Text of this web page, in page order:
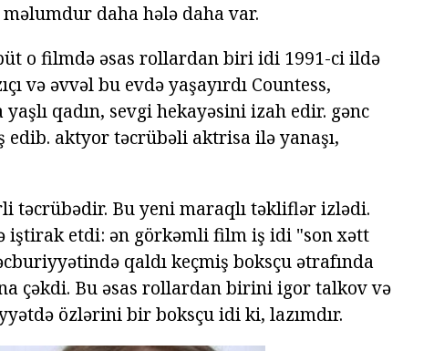
daha hələ daha var.
o filmdə əsas rollardan biri idi 1991-ci ildə
və əvvəl bu evdə yaşayırdı Countess,
qadın, sevgi hekayəsini izah edir. gənc
edib. aktyor təcrübəli aktrisa ilə yanaşı,
təcrübədir. Bu yeni maraqlı təkliflər izlədi.
iştirak etdi: ən görkəmli film iş idi "son xətt
qaldı keçmiş boksçu ətrafında
çəkdi. Bu əsas rollardan birini igor talkov və
özlərini bir boksçu idi ki, lazımdır.